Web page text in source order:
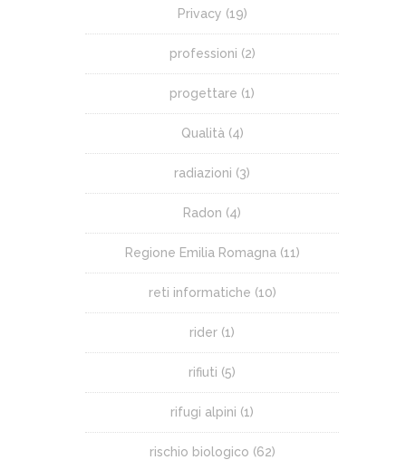
Privacy (19)
professioni (2)
progettare (1)
Qualità (4)
radiazioni (3)
Radon (4)
Regione Emilia Romagna (11)
reti informatiche (10)
rider (1)
rifiuti (5)
rifugi alpini (1)
rischio biologico (62)